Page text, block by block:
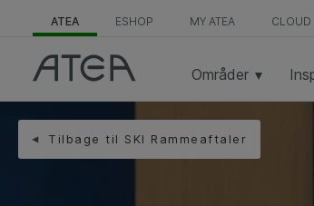
ATEA ESHOP MY ATEA CLOUD
Områder
Tilbage til SKI Rammeaftaler